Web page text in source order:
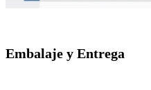
Embalaje y Entrega